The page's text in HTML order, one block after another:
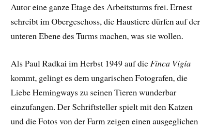
Autor eine ganze Etage des Arbeitsturms frei. Ernest
schreibt im Obergeschoss, die Haustiere dürfen auf der
unteren Ebene des Turms machen, was sie wollen.
Als Paul Radkai im Herbst 1949 auf die Finca Vigía
kommt, gelingt es dem ungarischen Fotografen, die
Liebe Hemingways zu seinen Tieren wunderbar
einzufangen. DerSchriftsteller spielt mit den Katzen
und die Fotos von der Farm zeigen einen ausgeglichen